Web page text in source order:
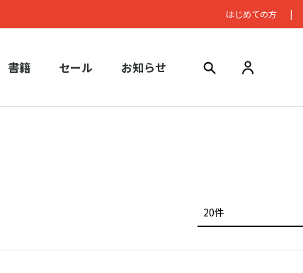
はじめての⽅
書籍 セール お知らせ